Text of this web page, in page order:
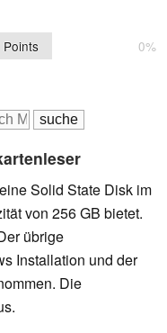
Points 0%
Solid State Disk im
von 256 GB bietet.
übrige
Installation und der
Die